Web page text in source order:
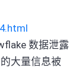
数据泄露
大量信息被